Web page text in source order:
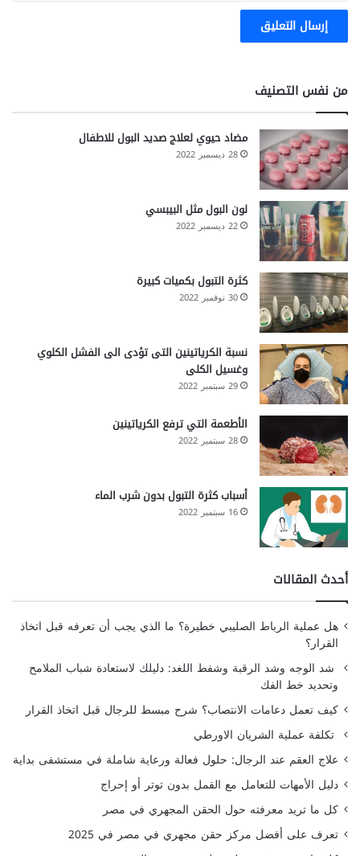
من نفس التصنيف
مضاد حيوي لعلاج صديد البول للاطفال
28 ديسمبر 2022
لون البول مثل البيبسي
22 ديسمبر 2022
كثرة التبول بكميات كبيرة
30 نوفمبر 2022
نسبة الكرياتينين التى تؤدى الى الفشل الكلوي
وغسيل الكلى
29 سبتمبر 2022
الأطعمة التي ترفع الكرياتينين
28 سبتمبر 2022
أسباب كثرة التبول بدون شرب الماء
16 سبتمبر 2022
أحدث المقالات
هل عملية الرباط الصليبي خطيرة؟ ما الذي يجب أن تعرفه قبل اتخاذ
القرار؟
شد الوجه وشد الرقبة وشفط اللغد: دليلك لاستعادة شباب الملامح
وتحديد خط الفك
كيف تعمل دعامات الانتصاب؟ شرح مبسط للرجال قبل اتخاذ القرار
تكلفة عملية الشريان الاورطي
علاج العقم عند الرجال: حلول فعالة ورعاية شاملة في مستشفى بداية
دليل الأمهات للتعامل مع القمل بدون توتر أو إحراج
كل ما تريد معرفته حول الحقن المجهري في مصر
تعرف على أفضل مركز حقن مجهري في مصر في 2025